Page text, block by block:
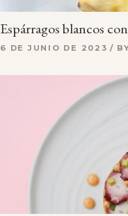
Espárragos blancos
6 DE JUNIO DE 2023